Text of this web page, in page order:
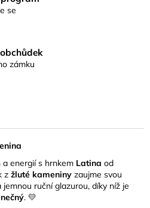
se
zámku
energií s hrnkem Latina od
z žluté kameniny zaujme svou
ruční glazurou, díky níž je
. 💛